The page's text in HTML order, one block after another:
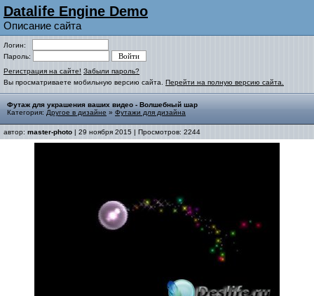
Datalife Engine Demo
Описание сайта
Логин:
Пароль:
Регистрация на сайте! Забыли пароль?
Вы просматриваете мобильную версию сайта. Перейти на полную версию сайта.
Футаж для украшения ваших видео - Волшебный шар
Категория: Другое в дизайне » Футажи для дизайна
автор: master-photo | 29 ноября 2015 | Просмотров: 2244